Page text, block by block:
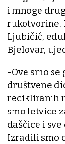
i mnoge
rukotvorine.
Ljubičić,
Bjelovar,
-Ove smo
društvene
recikliranih
smo letvice
daščice i
Izradili smo